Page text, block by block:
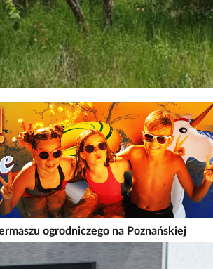
ogrodniczego na Poznańskiej